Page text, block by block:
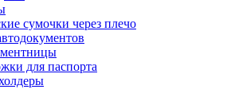
сумочки через плечо
для паспорта